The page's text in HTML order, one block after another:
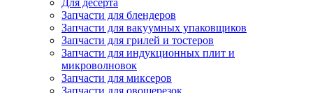
Для десерта
Запчасти для блендеров
Запчасти для вакуумных упаковщиков
Запчасти для грилей и тостеров
Запчасти для индукционных плит и
микроволновок
Запчасти для миксеров
Запчасти для овощерезок